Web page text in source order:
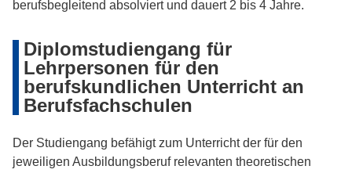
berufsbegleitend absolviert und dauert 2 bis 4 Jahre.
Diplomstudiengang für
Lehrpersonen für den
berufskundlichen Unterricht an
Berufsfachschulen
Der Studiengang befähigt zum Unterricht der für den
jeweiligen Ausbildungsberuf relevanten theoretischen